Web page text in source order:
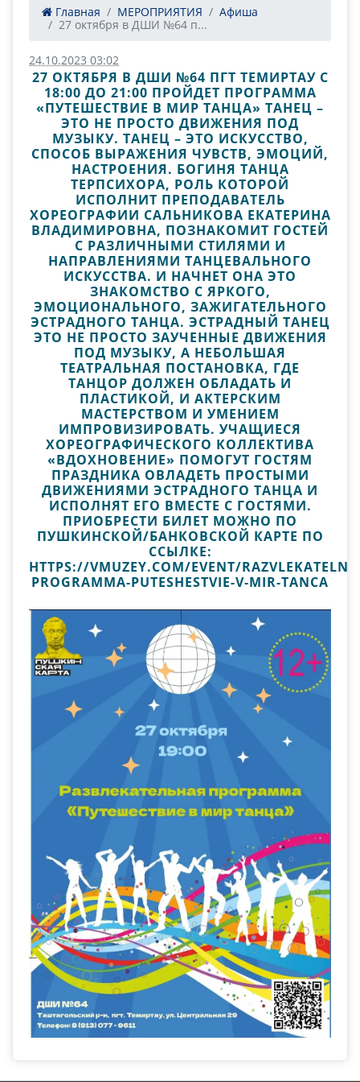
Главная МЕРОПРИЯТИЯ
Афиша
27 октября в ДШИ №64 п...
24.10.2023 03:02
27 ОКТЯБРЯ В ДШИ №64 ПГТ ТЕМИРТАУ С
18:00 ДО 21:00 ПРОЙДЕТ ПРОГРАММА
«ПУТЕШЕСТВИЕ В МИР ТАНЦА» ТАНЕЦ –
ЭТО НЕ ПРОСТО ДВИЖЕНИЯ ПОД
МУЗЫКУ. ТАНЕЦ – ЭТО ИСКУССТВО,
СПОСОБ ВЫРАЖЕНИЯ ЧУВСТВ, ЭМОЦИЙ,
НАСТРОЕНИЯ. БОГИНЯ ТАНЦА
ТЕРПСИХОРА, РОЛЬ КОТОРОЙ
ИСПОЛНИТ ПРЕПОДАВАТЕЛЬ
ХОРЕОГРАФИИ САЛЬНИКОВА ЕКАТЕРИНА
ВЛАДИМИРОВНА, ПОЗНАКОМИТ ГОСТЕЙ
С РАЗЛИЧНЫМИ СТИЛЯМИ И
НАПРАВЛЕНИЯМИ ТАНЦЕВАЛЬНОГО
ИСКУССТВА. И НАЧНЕТ ОНА ЭТО
ЗНАКОМСТВО С ЯРКОГО,
ЭМОЦИОНАЛЬНОГО, ЗАЖИГАТЕЛЬНОГО
ЭСТРАДНОГО ТАНЦА. ЭСТРАДНЫЙ ТАНЕЦ
ЭТО НЕ ПРОСТО ЗАУЧЕННЫЕ ДВИЖЕНИЯ
ПОД МУЗЫКУ, А НЕБОЛЬШАЯ
ТЕАТРАЛЬНАЯ ПОСТАНОВКА, ГДЕ
ТАНЦОР ДОЛЖЕН ОБЛАДАТЬ И
ПЛАСТИКОЙ, И АКТЕРСКИМ
МАСТЕРСТВОМ И УМЕНИЕМ
ИМПРОВИЗИРОВАТЬ. УЧАЩИЕСЯ
ХОРЕОГРАФИЧЕСКОГО КОЛЛЕКТИВА
«ВДОХНОВЕНИЕ» ПОМОГУТ ГОСТЯМ
ПРАЗДНИКА ОВЛАДЕТЬ ПРОСТЫМИ
ДВИЖЕНИЯМИ ЭСТРАДНОГО ТАНЦА И
ИСПОЛНЯТ ЕГО ВМЕСТЕ С ГОСТЯМИ.
ПРИОБРЕСТИ БИЛЕТ МОЖНО ПО
ПУШКИНСКОЙ/БАНКОВСКОЙ КАРТЕ ПО
ССЫЛКЕ:
HTTPS://VMUZEY.COM/EVENT/
PROGRAMMA-PUTESHESTVIE-V-MIR-TANCA